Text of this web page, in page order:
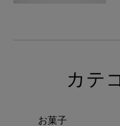
カテ
お菓子